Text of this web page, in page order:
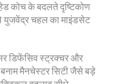
कोच के बदलते दृष्टिकोण
युजवेंद्र चहल का माइंडसेट
डिफेंसिव स्ट्रक्चर और
मैनचेस्टर सिटी जैसे बड़े